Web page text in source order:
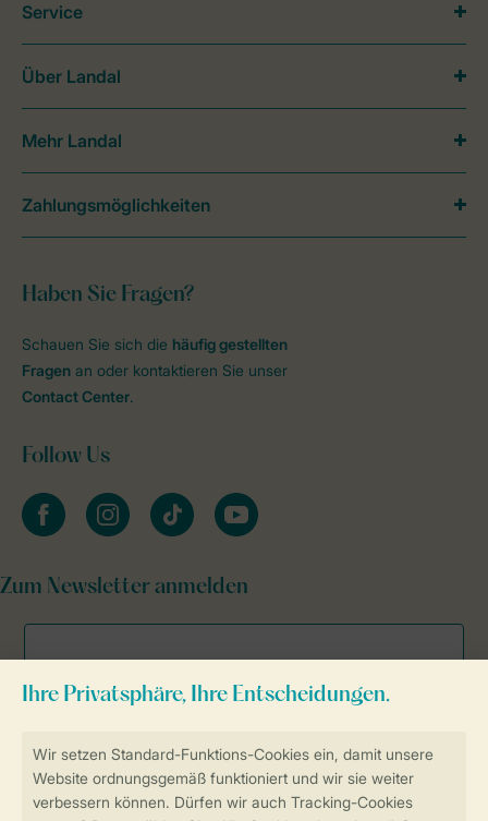
Sicher und schnell zur Online-Buchung
Haben Sie Fragen?
Schauen Sie sich die häufig gestellten
Fragen an oder kontaktieren Sie unser
Contact Center.
Follow Us
facebookinstagramtiktok youtube
Zum Newsletter anmelden
Service
Über Landal
Mehr Landal
Zahlungsmöglichkeiten